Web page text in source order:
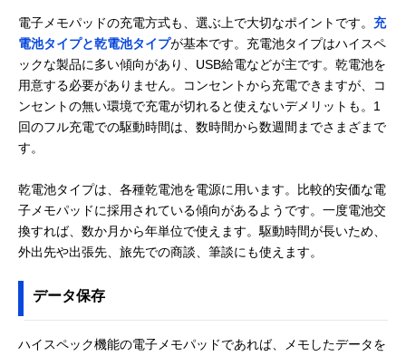
reMarkable 2
薄型・軽量タイプ
電子メモパッドの充電方式も、選ぶ上で大切なポイントです。 充
電池タイプと乾電池タイプが基本です。充電池タイプはハイスペ
ックな製品に多い傾向があり、USB給電などが主です。乾電池を
用意する必要がありません。コンセントから充電できますが、コ
ンセントの無い環境で充電が切れると使えないデメリットも。1
回のフル充電での駆動時間は、数時間から数週間までさまざまで
す。
乾電池タイプは、各種乾電池を電源に用います。比較的安価な電
子メモパッドに採用されている傾向があるようです。一度電池交
換すれば、数か月から年単位で使えます。駆動時間が長いため、
外出先や出張先、旅先での商談、筆談にも使えます。
データ保存
ハイスペック機能の電子メモパッドであれば、メモしたデータを